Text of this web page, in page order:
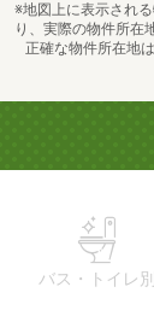
※地図上に表示され
り、実際の物件所在
正確な物件所在地
バス・トイレ別